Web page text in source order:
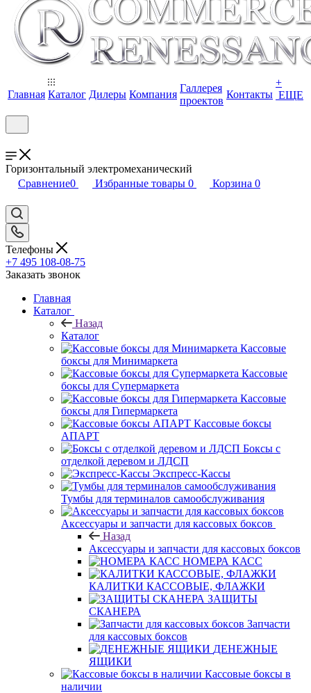
Главная Каталог Дилеры Компания
Галлерея
проектов
Контакты
+
ЕЩЕ
Горизонтальный электромеханический
Сравнение0 Избранные товары 0 Корзина 0
Телефоны
+7 495 108-08-75
Заказать звонок
Главная
Каталог
Назад
Каталог
Кассовые
боксы для Минимаркета
Кассовые
боксы для Супермаркета
Кассовые
боксы для Гипермаркета
Кассовые боксы
АПАРТ
Боксы с
отделкой деревом и ЛДСП
Экспресс-Кассы
Тумбы для терминалов самообслуживания
Аксессуары и запчасти для кассовых боксов
Назад
Аксессуары и запчасти для кассовых боксов
НОМЕРА КАСС
КАЛИТКИ КАССОВЫЕ, ФЛАЖКИ
ЗАЩИТЫ
СКАНЕРА
Запчасти
для кассовых боксов
ДЕНЕЖНЫЕ
ЯЩИКИ
Кассовые боксы в
наличии